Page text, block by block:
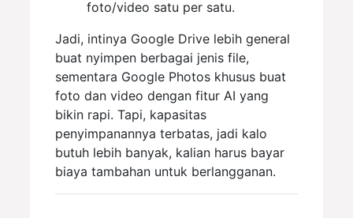
foto/video satu per satu.
Jadi, intinya Google Drive lebih general
buat nyimpen berbagai jenis file,
sementara Google Photos khusus buat
foto dan video dengan fitur AI yang
bikin rapi. Tapi, kapasitas
penyimpanannya terbatas, jadi kalo
butuh lebih banyak, kalian harus bayar
biaya tambahan untuk berlangganan.